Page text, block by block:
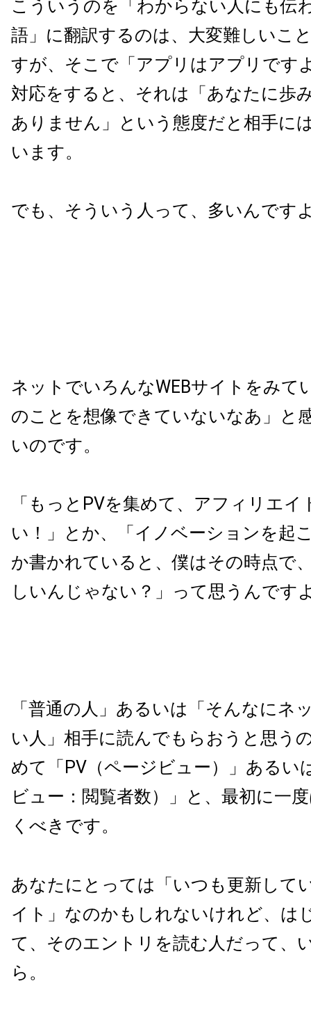
こういうのを「わからない人にも伝
語」に翻訳するのは、大変難しいこ
すが、そこで「アプリはアプリです
対応をすると、それは「あなたに歩
ありません」という態度だと相手に
います。
でも、そういう人って、多いんです
ネットでいろんなWEBサイトをみて
のことを想像できていないなあ」と
いのです。
「もっと PVを集めて、アフィリエイ
い！」とか、「イノベーションを起
か書かれていると、僕はその時点で
しいんじゃない？」って思うんです
「普通の人」あるいは「そんなにネ
い人」相手に読んでもらおうと思う
めて「 PV （ページビュー）」あるい
ビュー：閲覧者数）」と、最初に一
くべきです。
あなたにとっては「いつも更新して
イト」なのかもしれないけれど、は
て、そのエントリを読む人だって、
ら。